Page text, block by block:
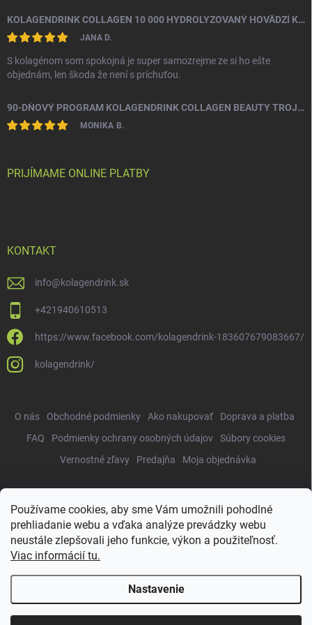
Používame cookies, aby sme Vám umožnili pohodlné
prehliadanie webu a vďaka analýze prevádzky webu
neustále zlepšovali jeho funkcie, výkon a použiteľnosť.
Viac informácií tu.
Nastavenie
KOLAGENDRINK COLLAGEN 10 000 HYDROLYZOVANÝ HOVÄDZÍ KOLAGÉN 300 G
JANA D.
S kolagénom som spokojná je super samozrejme ze si ho ešte
objednám, len škoda že není s príchuťou.
90-DŇOVÝ PROGRAM KOLAGENDRINK COLLAGEN BEAUTY TROJZLOŽKOVÝ (TYP 1, 2 & 3) RYBÍ HYDROLYZOVANÝ KOLAGÉN 3 X 330 G
MONIKA B.
PRIJÍMAME ONLINE PLATBY
KONTAKT
info@kolagendrink.sk
+421940610513
https://www.facebook.com/kolagendrink-183607679083667/
kolagendrink/
O nás Obchodné podmienky Ako nakupovať
Doprava a platba
FAQ
Podmienky ochrany osobných údajov
Súbory cookies
Vernostné zľavy
Predajňa Moja objednávka
Vytvoril Shoptet
Copyright 2026KolagenDrink.sk . Všetky práva vyhradené.Upraviť
nastavenie cookies
NAPÍSALI O NÁS